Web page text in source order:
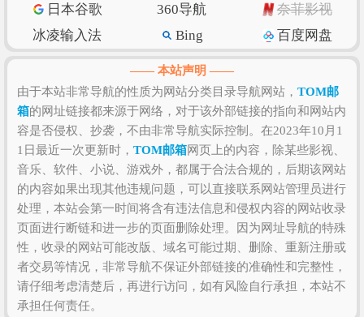
切的私密数据则需要找该网站管理员进行如实提供，
比如该站的IP数、PV数、UV数、会话数、跳出率、访
问时长等！当然，任何一个网站是否值得您去浏览和
收藏，还是需要根据您自身的需求以及浏览网站的体
验和感受来决定，因为只有符合您自己的网站才是最
好的。
日本谷歌
360导航
奈菲影视
冰凌输入法
Bing
百度网盘
抖音
w3school
知乎专栏
纳米搜索
Ecosia
脚本之家
环球网
北京时间
GitHub
SSLs.com
语文迷
Gitee码云
CSDN博客
虎扑篮球 美得云
—— 本站声明 ——
由于本站非常导航的性质为网站分类目录导航网站， TOM邮
箱的网址链接都来源于网络，对于该外部链接的指向和网站内
容是否侵权、抄袭，不由非常导航实际控制。在2023年10月1
1日最近一次更新时， TOM邮箱网页上的内容，除某些影视、
音乐、软件、小说、游戏外，都属于合法合规的，后期该网站
的内容如果出现其他违规问题，可以直接联系网站管理员进行
处理，本站会第一时间将含有违法信息和侵权内容的网站收录
页面进行断链和进一步的页面删除处理。因为网址导航的特殊
性，收录的网站可能改版、域名可能过期、删除、重新注册或
者交易等情况，非常导航不保证外部链接的准确性和完整性，
请仔细考虑清楚后，再进行访问，如有风险自行承担，本站不
承担任何责任。